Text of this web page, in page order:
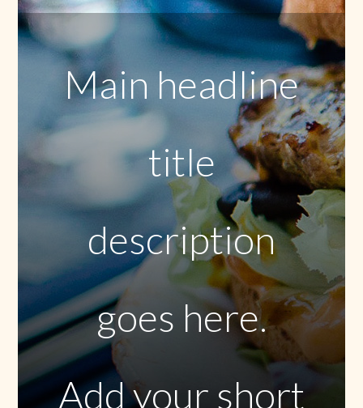
Main headline
title
description
goes here.
Add your short